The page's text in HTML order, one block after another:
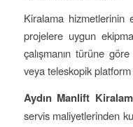
Kiralama hizmetlerinin
projelere uygun
çalışmanın türüne
veya teleskopik
Aydın Manlift
servis maliyetlerinden